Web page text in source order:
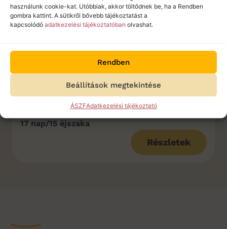
használunk cookie-kat. Utóbbiak, akkor töltődnek be, ha a Rendben
gombra kattint. A sütikről bővebb tájékoztatást a
kapcsolódó adatkezelési tájékoztatóban olvashat.
Rendben
Beállítások megtekintése
ÁSZFAdatkezelési tájékoztató
Inka-ösvény túra lehetőséggel
2026.10.13. | 2027.04.15. | 2027.04.24. |
17 nap/15 éjszaka
Részletek